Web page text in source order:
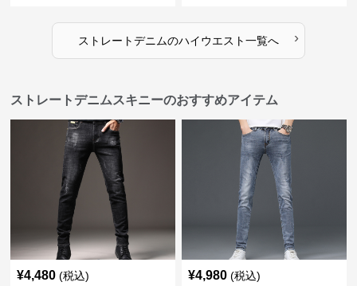
ストレートデニムのハイウエスト一覧へ ›
ストレートデニムスキニーのおすすめアイテム
¥4,480 (税込) ¥4,980 (税込)